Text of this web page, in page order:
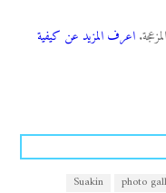
اعرف المزيد عن كيفية
photo
Suakin